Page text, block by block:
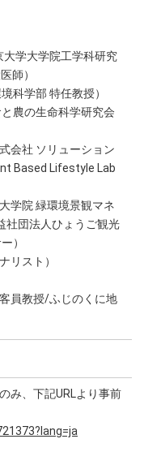
学大学院工学科研究
師）
科学部 特任教授）
農の生命科学研究会
会社 ソリューション
Based Lifestyle Lab
学院 緑環境景観マネ
社団法人ひょうご観光
）
リスト）
員教授/ふじのくに地
み、下記URLより事前